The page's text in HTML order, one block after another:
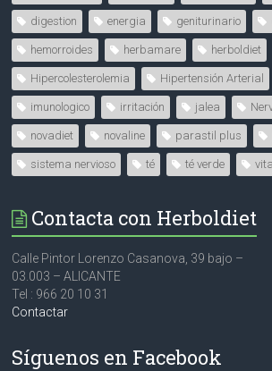
digestion energia geniturinario
hemorroides herbamare herboldiet
Hipercolesterolemia Hipertensión Arterial
imunologico irritación jalea
novadiet novaline parastil plus
sistema nervioso té té verde
Contacta con Herboldiet
Calle Pintor Lorenzo Casanova, 39 bajo –
03.003 – ALICANTE
Tel : 966 20 10 31
Contactar
Síguenos en Facebook